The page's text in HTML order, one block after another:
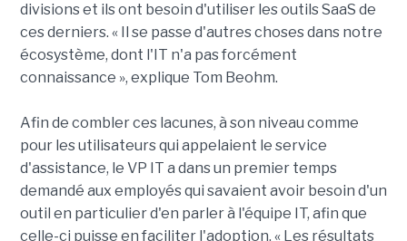
divisions et ils ont besoin d'utiliser les outils SaaS de
ces derniers. « Il se passe d'autres choses dans notre
écosystème, dont l'IT n'a pas forcément
connaissance », explique Tom Beohm.
Afin de combler ces lacunes, à son niveau comme
pour les utilisateurs qui appelaient le service
d'assistance, le VP IT a dans un premier temps
demandé aux employés qui savaient avoir besoin d'un
outil en particulier d'en parler à l'équipe IT, afin que
celle-ci puisse en faciliter l'adoption. « Les résultats